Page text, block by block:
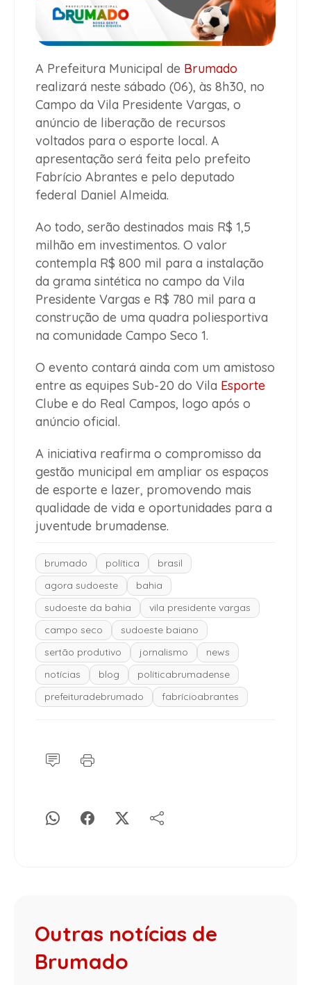
A Prefeitura Municipal de Brumado
realizará neste sábado (06), às 8h30, no
Campo da Vila Presidente Vargas, o
anúncio de liberação de recursos
voltados para o esporte local. A
apresentação será feita pelo prefeito
Fabrício Abrantes e pelo deputado
federal Daniel Almeida.
Ao todo, serão destinados mais R$ 1,5
milhão em investimentos. O valor
contempla R$ 800 mil para a instalação
da grama sintética no campo da Vila
Presidente Vargas e R$ 780 mil para a
construção de uma quadra poliesportiva
na comunidade Campo Seco 1.
O evento contará ainda com um amistoso
entre as equipes Sub-20 do Vila Esporte
Clube e do Real Campos, logo após o
anúncio oficial.
A iniciativa reafirma o compromisso da
gestão municipal em ampliar os espaços
de esporte e lazer, promovendo mais
qualidade de vida e oportunidades para a
juventude brumadense.
brumado política
brasil
agora sudoeste
bahia
sudoeste da bahia
vila presidente vargas
campo seco
sudoeste baiano
sertão produtivo
jornalismo
news
notícias
blog
políticabrumadense
prefeituradebrumado
fabrícioabrantes
Outras notícias de
Brumado